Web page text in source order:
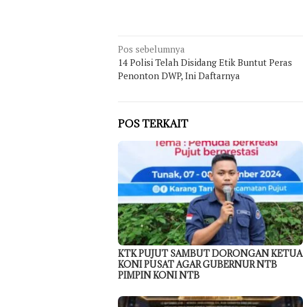
Navigasi
pos
Pos sebelumnya
14 Polisi Telah Disidang Etik Buntut Peras
Penonton DWP, Ini Daftarnya
POS TERKAIT
KTK PUJUT SAMBUT DORONGAN KETUA
KONI PUSAT AGAR GUBERNUR NTB
PIMPIN KONI NTB